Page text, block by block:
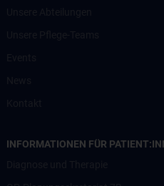
INFORMATIONEN FÜR